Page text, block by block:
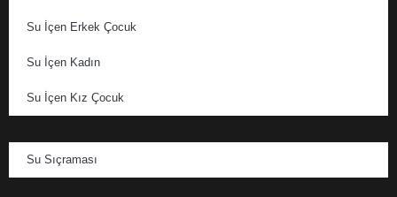
Su İçen Erkek Çocuk
Su İçen Kadın
Su İçen Kız Çocuk
Su Sıçraması